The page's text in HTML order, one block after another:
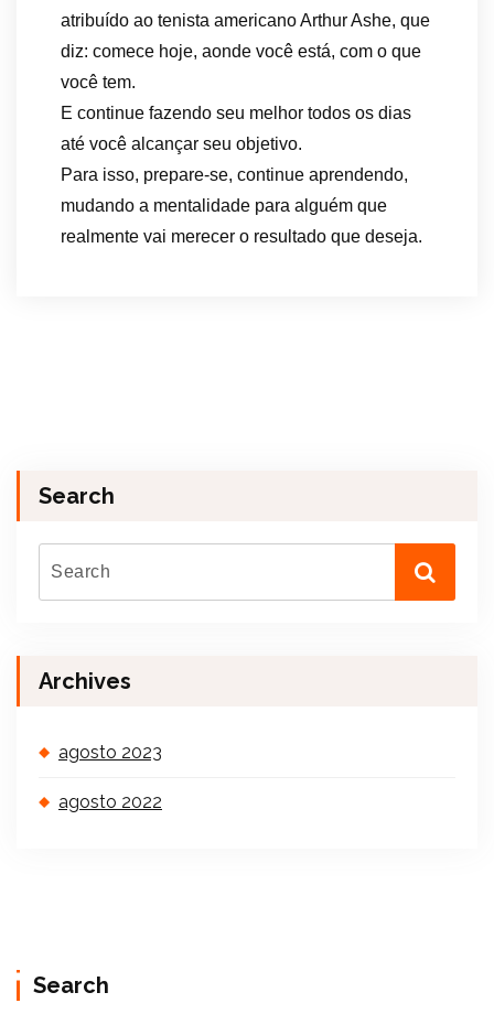
atribuído ao tenista americano Arthur Ashe, que
diz: comece hoje, aonde você está, com o que
você tem.
E continue fazendo seu melhor todos os dias
até você alcançar seu objetivo.
Para isso, prepare-se, continue aprendendo,
mudando a mentalidade para alguém que
realmente vai merecer o resultado que deseja.
Search
Archives
agosto 2023
agosto 2022
Search